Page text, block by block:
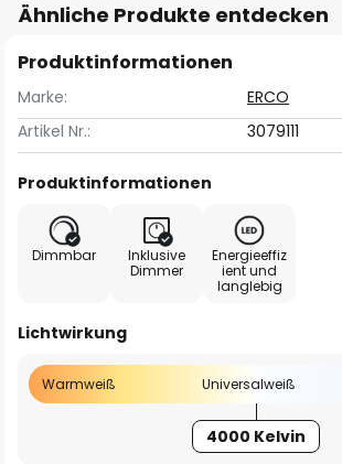
Ähnliche Produkte entdecken
Produktinformationen
Marke:
ERCO
Artikel Nr.:
3079111
Produktinformationen
Dimmbar
Inklusive
Dimmer
Energieeffiz
ient und
langlebig
Lichtwirkung
Warmweiß Universalweiß
4000 Kelvin